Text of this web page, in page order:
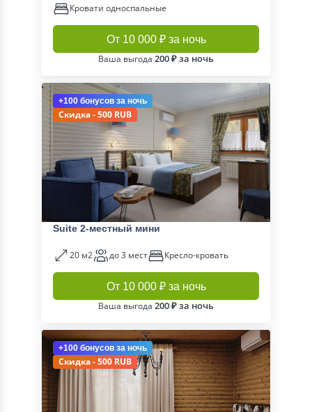
Кровати односпальные
От 10 000 ₽ за ночь
Ваша выгода 200 ₽ за ночь
+100 бонусов за ночь
Скидка - 500 RUB
Suite 2-местный мини
20 м2 до 3 мест Кресло-кровать
От 10 000 ₽ за ночь
Ваша выгода 200 ₽ за ночь
+100 бонусов за ночь
Скидка - 500 RUB